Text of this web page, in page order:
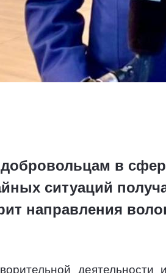
в
ситуаций
направления
деятельности